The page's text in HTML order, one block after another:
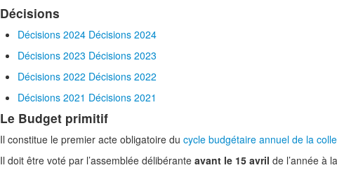
Décisions
Décisions 2024 Décisions 2024
Décisions 2023 Décisions 2023
Décisions 2022 Décisions 2022
Décisions 2021 Décisions 2021
Le Budget primitif
Il constitue le premier acte obligatoire du cycle budgétaire annuel de la
Il doit être voté par l’assemblée délibérante avant le 15 avril de l’année à